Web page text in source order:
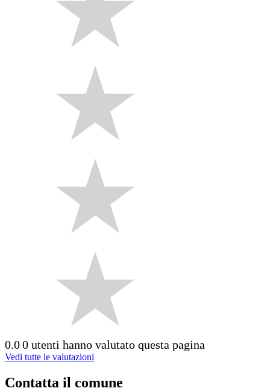
0.00 utenti hanno valutato questa pagina
Vedi tutte le valutazioni
Contatta il comune